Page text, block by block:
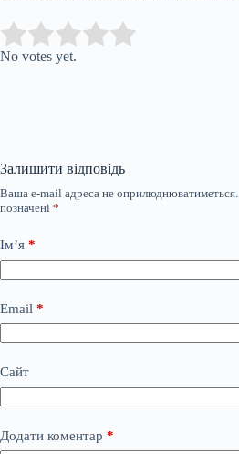
Rate this item:
No votes yet.
Залишити відповідь
Ваша e-mail адреса не оприлюднюватиметься.
позначені *
Ім’я *
Email *
Сайт
Додати коментар *